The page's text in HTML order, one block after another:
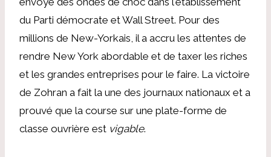
du Parti démocrate et Wall Street. Pour des
millions de New-Yorkais, il a accru les attentes de
rendre New York abordable et de taxer les riches
et les grandes entreprises pour le faire. La victoire
de Zohran a fait la une des journaux nationaux et a
prouvé que la course sur une plate-forme de
classe ouvrière est vigable.